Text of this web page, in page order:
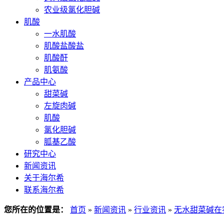
农业级氯化胆碱
肌酸
一水肌酸
肌酸盐酸盐
肌酸酐
肌氨酸
产品中心
甜菜碱
左旋肉碱
肌酸
氯化胆碱
胍基乙酸
研究中心
新闻资讯
关于海尔希
联系海尔希
您所在的位置是： 首页 » 新闻资讯 » 行业资讯 » 无水甜菜碱在